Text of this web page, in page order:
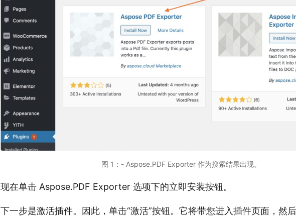
图 1：- Aspose.PDF Exporter 作为搜索结果出现。
现在单击 Aspose.PDF Exporter 选项下的立即安装按钮。
下一步是激活插件。因此，单击“激活”按钮。它将带您进入插件页面，然